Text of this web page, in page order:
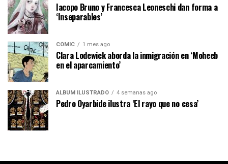
Iacopo Bruno y Francesca Leoneschi dan forma a
‘Inseparables’
CÓMIC 1 mes ago
Clara Lodewick aborda la inmigración en ‘Moheeb
en el aparcamiento’
ÁLBUM ILUSTRADO 4 semanas ago
Pedro Oyarbide ilustra ‘El rayo que no cesa’